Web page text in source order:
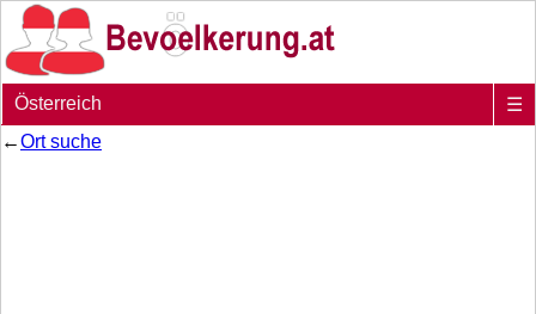
Österreich
☰
←Ort suche